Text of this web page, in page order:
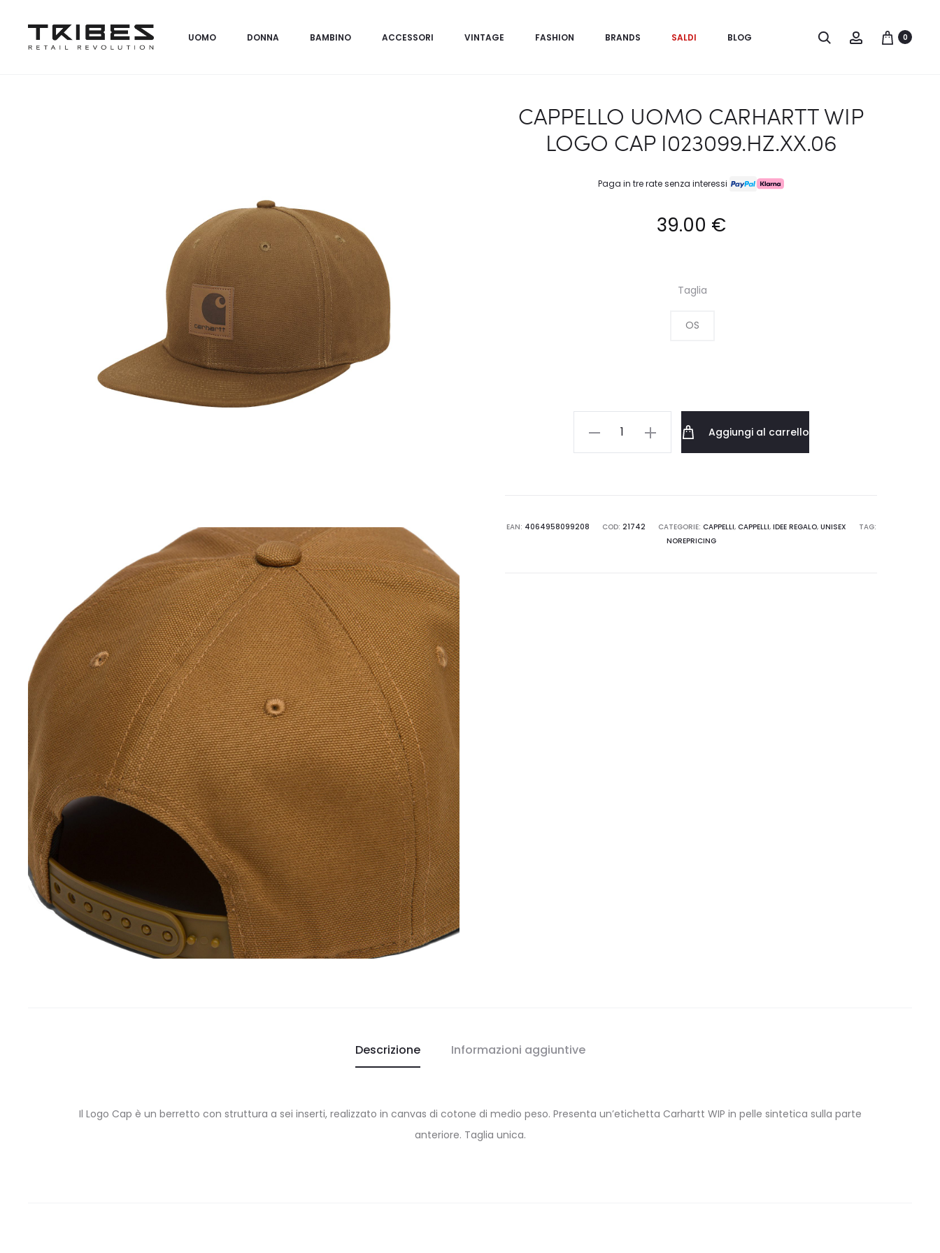
UOMO DONNA BAMBINO ACCESSORI VINTAGE FASHION BRANDS SALDI BLOG Search Account0
CAPPELLO UOMO CARHARTT WIP
LOGO CAP I023099.HZ.XX.06
Paga in tre rate senza interessi
39.00 €
Taglia
OS
CAPPELLO
CAP
Aggiungi al carrello
EAN: 4064958099208 COD: 21742 CATEGORIE: CAPPELLI, CAPPELLI, IDEE REGALO, UNISEX
TAG:
NOREPRICING
Descrizione Informazioni aggiuntive
Il Logo Cap è un berretto con struttura a sei inserti, realizzato in canvas di cotone di medio peso. Presenta un’etichetta Carhartt WIP in pelle sintetica sulla parte
anteriore. Taglia unica.